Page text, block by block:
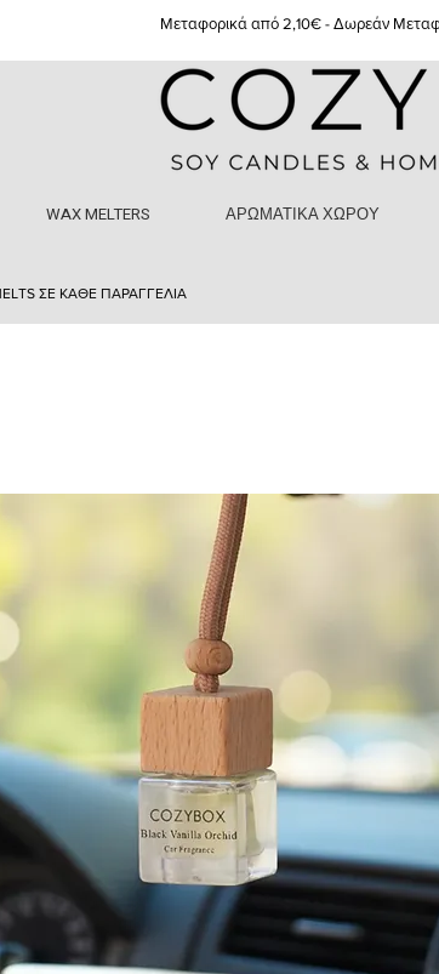
Μεταφορικά από 2,10€ - Δωρεάν
WAX MELTERS ΑΡΩΜΑΤΙΚΑ ΧΩΡΟΥ
ΣΕ ΚΑΘΕ ΠΑΡΑΓΓΕΛΙΑ